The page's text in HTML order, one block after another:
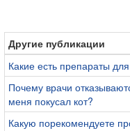
Другие публикации
Какие есть препараты
Почему врачи
меня покусал кот?
Какую порекомендуете